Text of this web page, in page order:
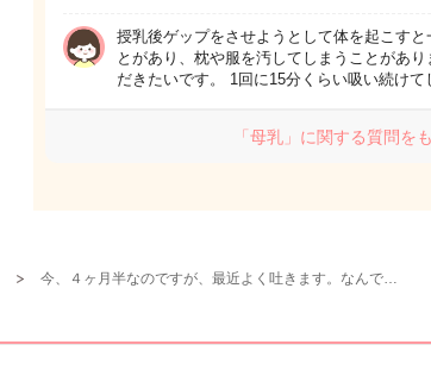
授乳後ゲップをさせようとして体を起こす
とがあり、枕や服を汚してしまうことがあ
だきたいです。 1回に15分くらい吸い続け
「母乳」に関する質問を
今、４ヶ月半なのですが、最近よく吐きます。なんで…